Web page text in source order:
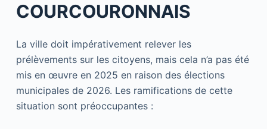
COURCOURONNAIS
La ville doit impérativement relever les
prélèvements sur les citoyens, mais cela n’a pas été
mis en œuvre en 2025 en raison des élections
municipales de 2026. Les ramifications de cette
situation sont préoccupantes :